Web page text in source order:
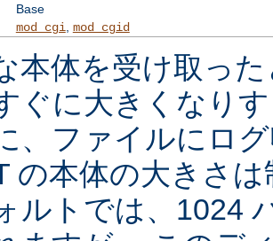
Base
mod_cgi mod_cgid
本体を受け取っ
ぐに大きくなり
、ファイルにロ
の本体の大きさ
ルトでは、1024